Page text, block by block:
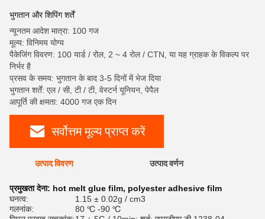
भुगतान और शिपिंग शर्तें
न्यूनतम आदेश मात्रा: 100 गज
मूल्य: विनिमय योग्य
पैकेजिंग विवरण: 100 यार्ड / रोल, 2 ~ 4 रोल / CTN, या यह ग्राहक के विकल्प पर
निर्भर है
प्रसव के समय: भुगतान के बाद 3-5 दिनों में भेज दिया
भुगतान शर्तें: एल / सी, टी / टी, वेस्टर्न यूनियन, पेपैल
आपूर्ति की क्षमता: 4000 गज एक दिन
सर्वोत्तम मूल्य प्राप्त करें
उत्पाद विवरण उत्पाद वर्णन
प्रमुखता देना: hot melt glue film, polyester adhesive film
घनत्व:
1.15 ± 0.02g / cm3
गलनांक:
80 ℃ -90 ℃